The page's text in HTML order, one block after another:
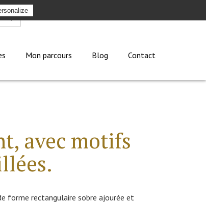
Mon parcours Blog Contact
avec motifs
forme rectangulaire sobre ajourée et